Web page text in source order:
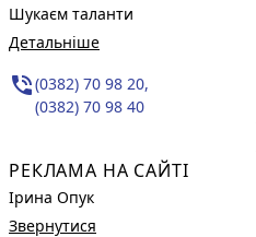
Шукаєм таланти
Детальніше
phone_in_talk(0382) 70 98 20,
(0382) 70 98 40
РЕКЛАМА НА САЙТІ
Ірина Опук
Звернутися